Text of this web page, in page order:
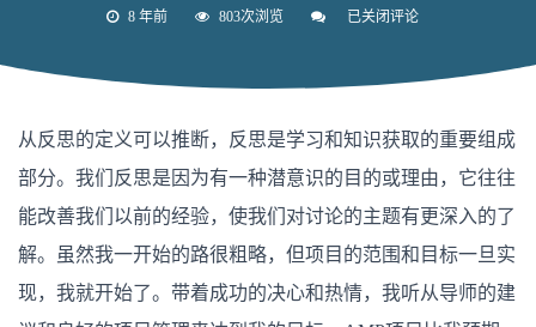
8 年前 803次浏览
英
代
反
的
定
义
已关闭评论
从反思的定义可以推断，反思是学习和知识获取的重要组成
部分。我们反思是因为有一种潜意识的目的或理由，它往往
能改善我们以前的经验，使我们对讨论的主题有更深入的了
解。虽然我一开始的路很粗略，但项目的范围和目标一旦实
现，我就开始了。带着成功的决心和热情，我听从导师的建